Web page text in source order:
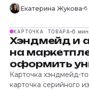
Екатерина Жукова 6
КАРТОЧКА ТОВАРА 6 мин
Хэндмейд и
на
оформить
Карточка хэндмейд-
карточка серийного